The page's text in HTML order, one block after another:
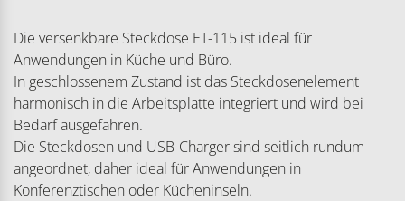
Die versenkbare Steckdose ET-115 ist ideal für
Anwendungen in Küche und Büro.
In geschlossenem Zustand ist das Steckdosenelement
harmonisch in die Arbeitsplatte integriert und wird bei
Bedarf ausgefahren.
Die Steckdosen und USB-Charger sind seitlich rundum
angeordnet, daher ideal für Anwendungen in
Konferenztischen oder Kücheninseln.